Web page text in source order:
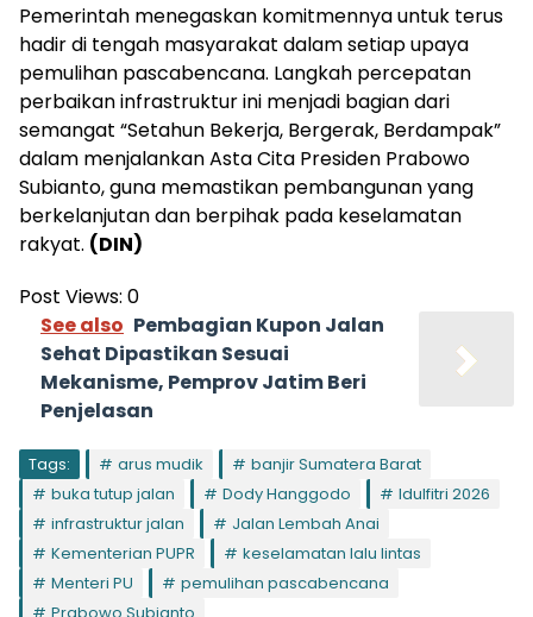
Pemerintah menegaskan komitmennya untuk terus
hadir di tengah masyarakat dalam setiap upaya
pemulihan pascabencana. Langkah percepatan
perbaikan infrastruktur ini menjadi bagian dari
semangat “Setahun Bekerja, Bergerak, Berdampak”
dalam menjalankan Asta Cita Presiden Prabowo
Subianto, guna memastikan pembangunan yang
berkelanjutan dan berpihak pada keselamatan
rakyat. (DIN)
Post Views: 0
See also Pembagian Kupon Jalan
Sehat Dipastikan Sesuai
Mekanisme, Pemprov Jatim Beri
Penjelasan
Tags: arus mudik
banjir Sumatera Barat
buka tutup jalan
Dody Hanggodo
Idulfitri 2026
infrastruktur jalan
Jalan Lembah Anai
Kementerian PUPR
keselamatan lalu lintas
Menteri PU
pemulihan pascabencana